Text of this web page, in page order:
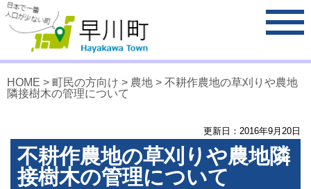
HOME > 町民の方向け > 農地 > 不耕作農地の草刈りや農地
隣接樹木の管理について
更新日： 2016年9 月 20 日
不耕作農地の草刈りや農地隣
接樹木の管理について